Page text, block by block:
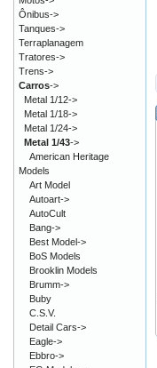
Ônibus->
Tanques->
Terraplanagem
Tratores->
Trens->
Carros->
Metal 1/12->
Metal 1/18->
Metal 1/24->
Metal 1/43->
American Heritage
Models
Art Model
Autoart->
AutoCult
Bang->
Best Model->
BoS Models
Brooklin Models
Brumm->
Buby
C.S.V.
Detail Cars->
Eagle->
Ebbro->